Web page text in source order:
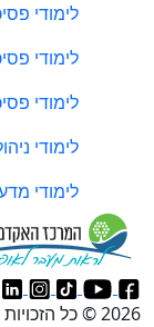
לימודי
לימודי
לימודי
לימודי
לימודי
2026 © כל הזכויות שמורות למרכז האקדמי רופין